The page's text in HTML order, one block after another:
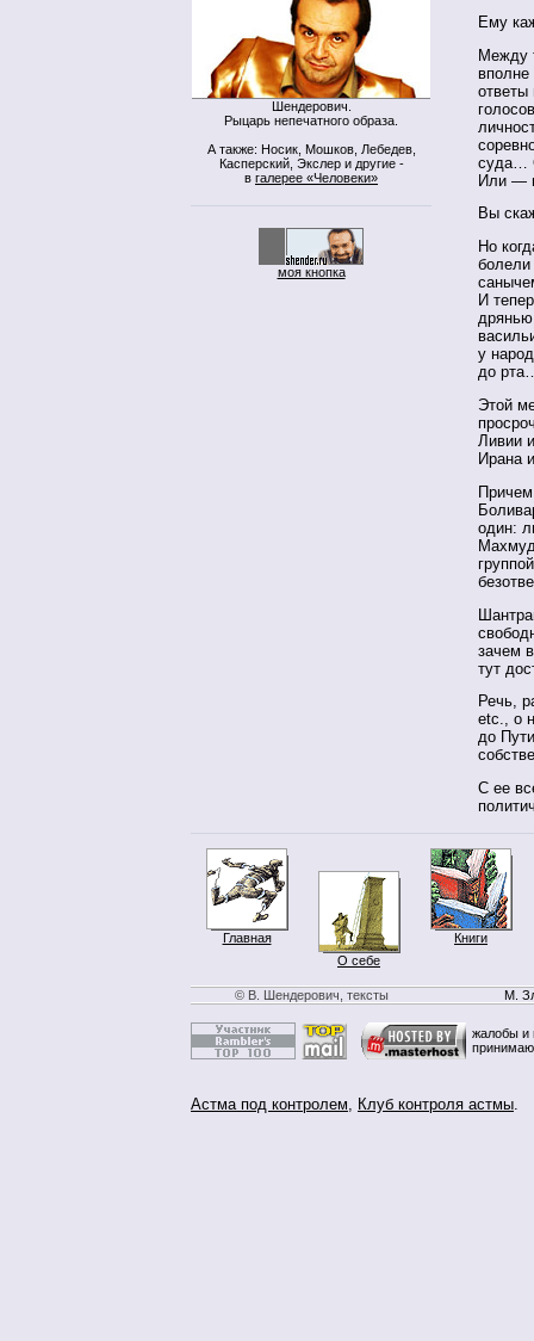
Шендерович.
Рыцарь непечатного образа.
А также: Носик, Мошков, Лебедев,
Касперский, Экслер и другие -
в галерее «Человеки»
моя кнопка
Ему
Между
вполне
ответы
суда…
Или —
Вы
Но
болели
И
дрянью
у
до
Этой
Ливии
Ирана
один:
зачем
тут
Речь,
etc., о
до
С ее
Главная
О себе
Книги
© В. Шендерович, тексты М.
жалобы и
Астма под контролем, Клуб контроля астмы.